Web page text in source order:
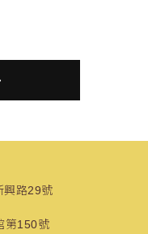
興路29號
第150號